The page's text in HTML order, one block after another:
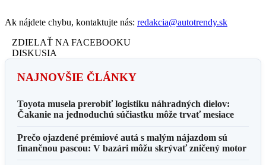
Ak nájdete chybu, kontaktujte nás: redakcia@autotrendy.sk
ZDIELAŤ NA FACEBOOKU
DISKUSIA
NAJNOVŠIE ČLÁNKY
Toyota musela prerobiť logistiku náhradných dielov:
Čakanie na jednoduchú súčiastku môže trvať mesiace
Prečo ojazdené prémiové autá s malým nájazdom sú
finančnou pascou: V bazári môžu skrývať zničený motor